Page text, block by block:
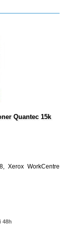
Quantec 15k
Xerox WorkCentre
48h